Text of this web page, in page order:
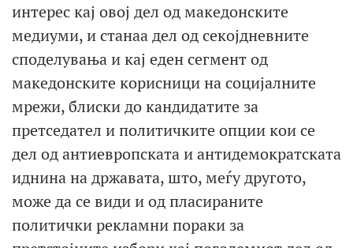
интерес кај овој дел од македонските
медиуми, и станаа дел од секојдневните
споделувања и кај еден сегмент од
македонските корисници на социјалните
мрежи, блиски до кандидатите за
претседател и политичките опции кои се
дел од антиевропската и антидемократската
иднина на државата, што, меѓу другото,
може да се види и од пласираните
политички рекламни пораки за